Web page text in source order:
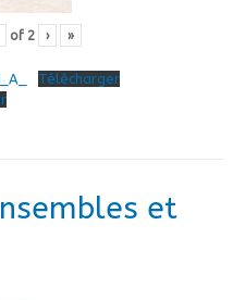
of 2 › »
Télécharger
et